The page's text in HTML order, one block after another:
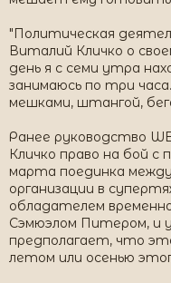
"Политическая
Виталий Кличко о
день я с семи утра
занимаюсь по три
мешками, штангой,
Ранее руководство
Кличко право на бой с
марта поединка
организации в
обладателем
Сэмюэлом Питером, и
предполагает, что
летом или осенью